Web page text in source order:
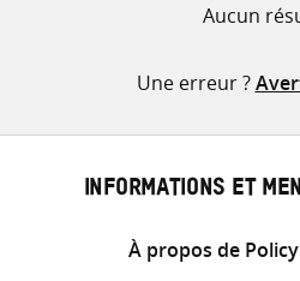
Aucun
Une erreur ?
INFORMATIONS ET
À propos de